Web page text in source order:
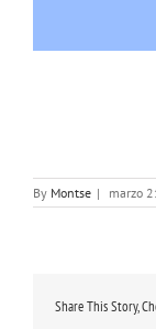
By Montse | marzo
Share This Story,